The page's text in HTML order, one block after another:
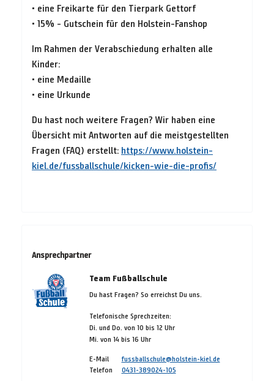
• eine Freikarte für den Tierpark Gettorf
• 15% - Gutschein für den Holstein-Fanshop
Im Rahmen der Verabschiedung erhalten alle
Kinder:
• eine Medaille
• eine Urkunde
Du hast noch weitere Fragen? Wir haben eine
Übersicht mit Antworten auf die meistgestellten
Fragen (FAQ) erstellt: https://www.holstein-
kiel.de/fussballschule/kicken-wie-die-profis/
Ansprechpartner
Team Fußballschule
Du hast Fragen? So erreichst Du uns.
Telefonische Sprechzeiten:
Di. und Do. von 10 bis 12 Uhr
Mi. von 14 bis 16 Uhr
E-Mail
fussballschule@holstein-kiel.de
Telefon
0431-389024-105